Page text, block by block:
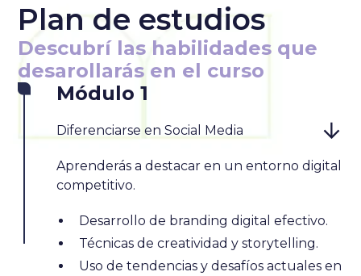
Plan de estudios
Descubrí las habilidades que
desarollarás en el curso
Módulo 1
Diferenciarse en Social Media
Aprenderás a destacar en un entorno digital
competitivo.
Desarrollo de branding digital efectivo.
Técnicas de creatividad y storytelling.
Uso de tendencias y desafíos actuales en